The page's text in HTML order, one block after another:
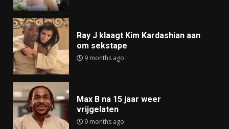
Ray J klaagt Kim Kardashian aan
om sekstape
9 months ago
Max B na 15 jaar weer
vrijgelaten
9 months ago